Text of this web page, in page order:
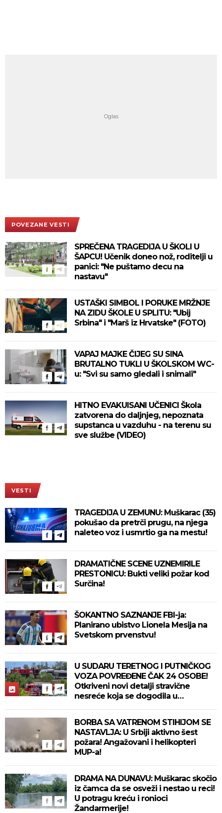
POVEZANE VESTI
SPREČENA TRAGEDIJA U ŠKOLI U
ŠAPCU! Učenik doneo nož, roditelji u
panici: "Ne puštamo decu na
nastavu"
USTAŠKI SIMBOL I PORUKE MRŽNJE
NA ZIDU ŠKOLE U SPLITU: "Ubij
Srbina" i "Marš iz Hrvatske" (FOTO)
VAPAJ MAJKE ČIJEG SU SINA
BRUTALNO TUKLI U ŠKOLSKOM WC-
u: "Svi su samo gledali i snimali"
HITNO EVAKUISANI UČENICI Škola
zatvorena do daljnjeg, nepoznata
supstanca u vazduhu - na terenu su
sve službe (VIDEO)
VESTI
TRAGEDIJA U ZEMUNU: Muškarac (35)
pokušao da pretrči prugu, na njega
naleteo voz i usmrtio ga na mestu!
DRAMATIČNE SCENE UZNEMIRILE
PRESTONICU: Bukti veliki požar kod
Surčina!
ŠOKANTNO SAZNANJE FBI-ja:
Planirano ubistvo Lionela Mesija na
Svetskom prvenstvu!
U SUDARU TERETNOG I PUTNIČKOG
VOZA POVREĐENE ČAK 24 OSOBE!
Otkriveni novi detalji stravične
nesreće koja se dogodila u
BORBA SA VATRENOM STIHIJOM SE
NASTAVLJA: U Srbiji aktivno šest
požara! Angažovani i helikopteri
MUP-a!
DRAMA NA DUNAVU: Muškarac skočio
iz čamca da se osveži i nestao u reci!
U potragu kreću i ronioci
Žandarmerije!